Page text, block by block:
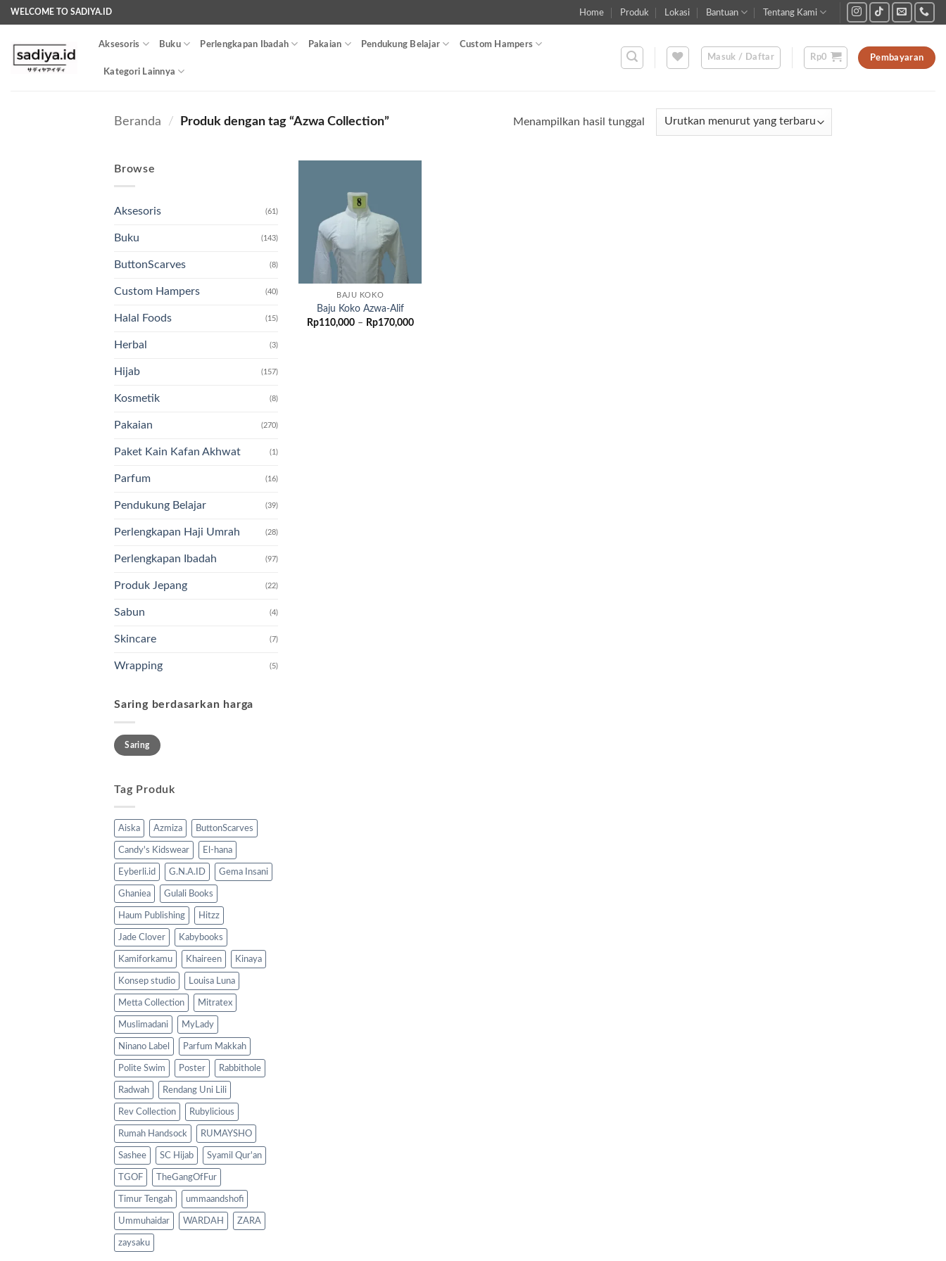
Skip
to
content
WELCOME TO SADIYA.ID Home Produk Lokasi Bantuan Tentang Kami
Aksesoris Buku Perlengkapan Ibadah Pakaian Pendukung Belajar Custom Hampers
Kategori Lainnya
Masuk / Daftar Rp0 Pembayaran
Beranda / Produk dengan tag “Azwa Collection” Menampilkan hasil tunggal
Browse
Aksesoris (61)
Buku (143)
ButtonScarves (8)
Custom Hampers (40)
Halal Foods (15)
Herbal (3)
Hijab (157)
Kosmetik (8)
Pakaian (270)
Paket Kain Kafan Akhwat (1)
Parfum (16)
Pendukung Belajar (39)
Perlengkapan Haji Umrah (28)
Perlengkapan Ibadah (97)
Produk Jepang (22)
Sabun (4)
Skincare (7)
Wrapping (5)
Saring berdasarkan harga
Harga
terendah
Harga
tertinggi
Saring
Tag Produk
Aiska Azmiza ButtonScarves
Candy's Kidswear El-hana
Eyberli.id G.N.A.ID Gema Insani
Ghaniea Gulali Books
Haum Publishing Hitzz
Jade Clover Kabybooks
Kamiforkamu Khaireen Kinaya
Konsep studio Louisa Luna
Metta Collection Mitratex
Muslimadani MyLady
Ninano Label Parfum Makkah
Polite Swim Poster Rabbithole
Radwah Rendang Uni Lili
Rev Collection Rubylicious
Rumah Handsock RUMAYSHO
Sashee SC Hijab Syamil Qur'an
TGOF TheGangOfFur
Timur Tengah ummaandshofi
Ummuhaidar WARDAH ZARA
zaysaku
BAJU KOKO
Baju Koko Azwa-Alif
Rp110,000 – Rp170,000Rentang